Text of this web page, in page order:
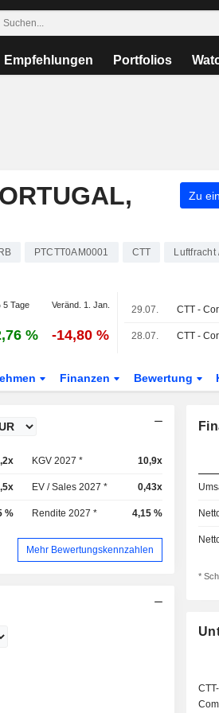
Empfehlungen Portfolios
Zu
PTCTT0AM0001 CTT
5 Tage Veränd. 1. Jan.
% -14,80 %
29.07.
28.07.
Finanzen Bewertung
KGV 2027 * 10,9x
EV / Sales 2027 * 0,43x
% Rendite 2027 * 4,15 %
Mehr Bewertungskennzahlen
*